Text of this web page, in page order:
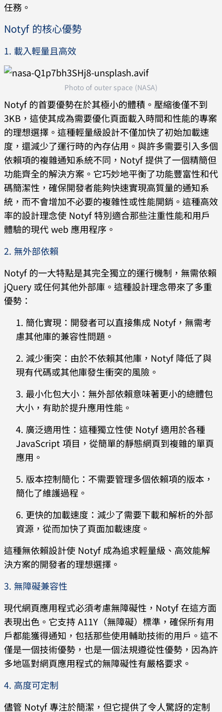
任務。
Notyf 的核心優勢
1. 載入輕量且高效
Photo of outer space (NASA)
Notyf 的首要優勢在於其極小的體積。壓縮後僅不到
3KB，這使其成為需要優化頁面載入時間和性能的專案
的理想選擇。這種輕量級設計不僅加快了初始加載速
度，還減少了運行時的內存佔用。與許多需要引入多個
依賴項的複雜通知系統不同，Notyf 提供了一個精簡但
功能齊全的解決方案。它巧妙地平衡了功能豐富性和代
碼簡潔性，確保開發者能夠快速實現高質量的通知系
統，而不會增加不必要的複雜性或性能開銷。這種高效
率的設計理念使 Notyf 特別適合那些注重性能和用戶
體驗的現代 web 應用程序。
2. 無外部依賴
Notyf 的一大特點是其完全獨立的運行機制，無需依賴
jQuery 或任何其他外部庫。這種設計理念帶來了多重
優勢：
簡化實現：開發者可以直接集成 Notyf，無需考
慮其他庫的兼容性問題。
減少衝突：由於不依賴其他庫，Notyf 降低了與
現有代碼或其他庫發生衝突的風險。
最小化包大小：無外部依賴意味著更小的總體包
大小，有助於提升應用性能。
廣泛適用性：這種獨立性使 Notyf 適用於各種
JavaScript 項目，從簡單的靜態網頁到複雜的單頁
應用。
版本控制簡化：不需要管理多個依賴項的版本，
簡化了維護過程。
更快的加載速度：減少了需要下載和解析的外部
資源，從而加快了頁面加載速度。
這種無依賴設計使 Notyf 成為追求輕量級、高效能解
決方案的開發者的理想選擇。
3. 無障礙兼容性
現代網頁應用程式必須考慮無障礙性，Notyf 在這方面
表現出色。它支持 A11Y（無障礙）標準，確保所有用
戶都能獲得通知，包括那些使用輔助技術的用戶。這不
僅是一個技術優勢，也是一個法規遵從性優勢，因為許
多地區對網頁應用程式的無障礙性有嚴格要求。
4. 高度可定制
儘管 Notyf 專注於簡潔，但它提供了令人驚訝的定制